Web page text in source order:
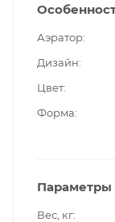
Аэратор
Дизайн
Цвет
Форма
Параметры
Вес, кг